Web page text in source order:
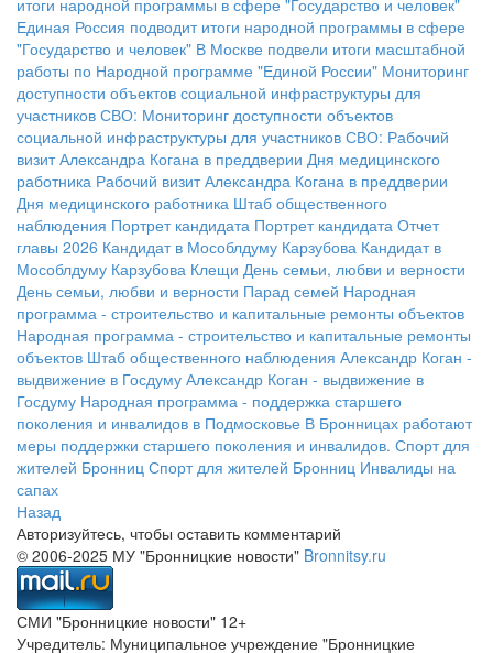
итоги народной программы в сфере "Государство и человек"
Единая Россия подводит итоги народной программы в сфере
"Государство и человек" В Москве подвели итоги масштабной
работы по Народной программе "Единой России" Мониторинг
доступности объектов социальной инфраструктуры для
участников СВО: Мониторинг доступности объектов
социальной инфраструктуры для участников СВО: Рабочий
визит Александра Когана в преддверии Дня медицинского
работника Рабочий визит Александра Когана в преддверии
Дня медицинского работника Штаб общественного
наблюдения Портрет кандидата Портрет кандидата Отчет
главы 2026 Кандидат в Мособлдуму Карзубова Кандидат в
Мособлдуму Карзубова Клещи День семьи, любви и верности
День семьи, любви и верности Парад семей Народная
программа - строительство и капитальные ремонты объектов
Народная программа - строительство и капитальные ремонты
объектов Штаб общественного наблюдения Александр Коган -
выдвижение в Госдуму Александр Коган - выдвижение в
Госдуму Народная программа - поддержка старшего
поколения и инвалидов в Подмосковье В Бронницах работают
меры поддержки старшего поколения и инвалидов. Спорт для
жителей Бронниц Спорт для жителей Бронниц Инвалиды на
сапах
Назад
Авторизуйтесь, чтобы оставить комментарий
© 2006-2025 МУ "Бронницкие новости" Bronnitsy.ru
СМИ "Бронницкие новости" 12+
Учредитель: Муниципальное учреждение "Бронницкие